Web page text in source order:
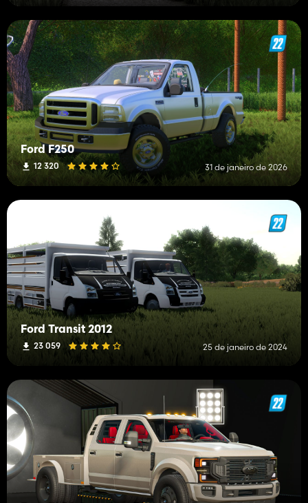
Ford F250
12 320 31 de janeiro de 2026
Ford Transit 2012
23 059 25 de janeiro de 2024